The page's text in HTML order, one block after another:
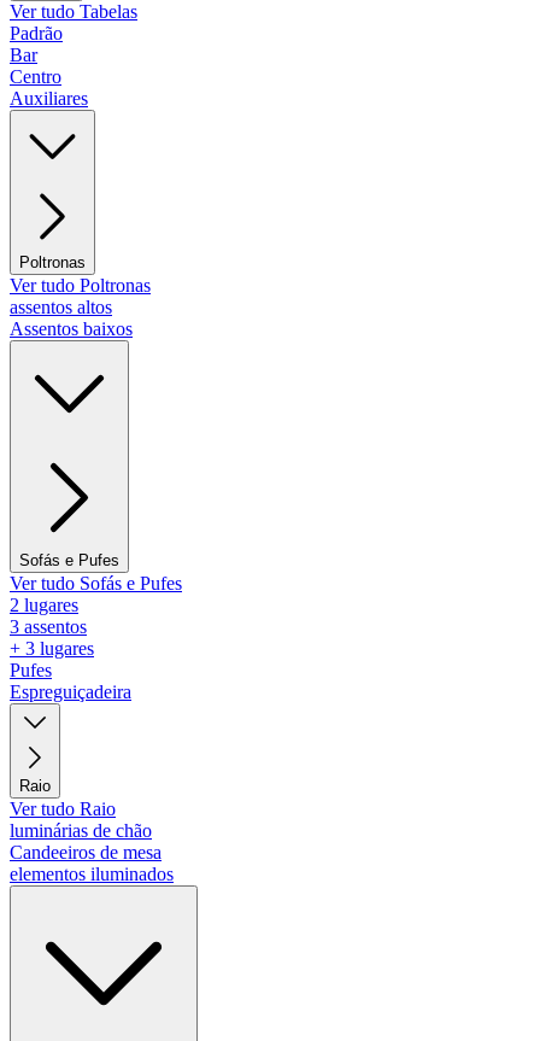
Ver tudo Tabelas
Padrão
Bar
Centro
Auxiliares
Poltronas
Ver tudo Poltronas
assentos altos
Assentos baixos
Sofás e Pufes
Ver tudo Sofás e Pufes
2 lugares
3 assentos
+ 3 lugares
Pufes
Espreguiçadeira
Raio
Ver tudo Raio
luminárias de chão
Candeeiros de mesa
elementos iluminados